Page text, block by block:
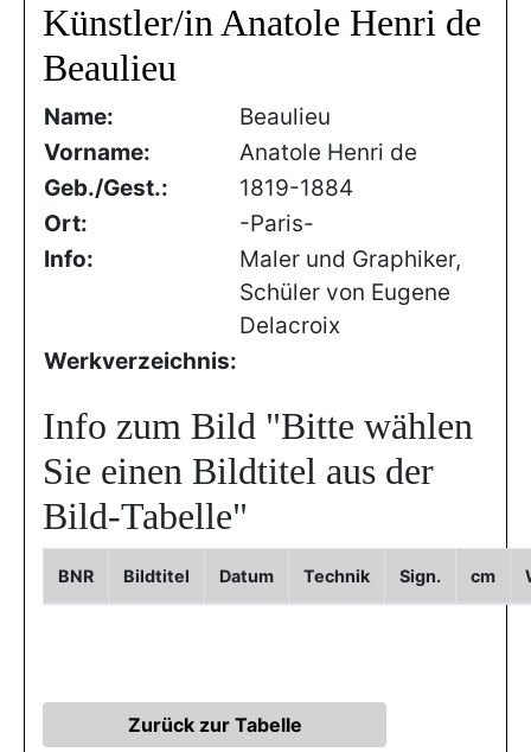
Künstler/in Anatole Henri de
Beaulieu
Name:
Beaulieu
Vorname:
Anatole Henri de
Geb./Gest.:
1819-1884
Ort:
-Paris-
Info:
Maler und Graphiker,
Schüler von Eugene
Delacroix
Werkverzeichnis:
Info zum Bild "Bitte wählen
Sie einen Bildtitel aus der
Bild-Tabelle"
BNR Bildtitel Datum Technik Sign. cm